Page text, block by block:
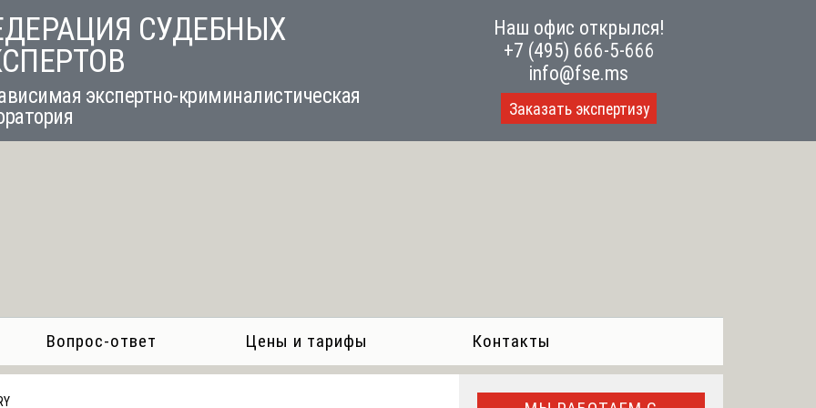
СУДЕБНЫХ
экспертно-криминалистическая
Наш офис открылся!
+7 (495) 666-5-666
info@fse.ms
Заказать экспертизу
Вопрос-ответ Цены и тарифы Контакты